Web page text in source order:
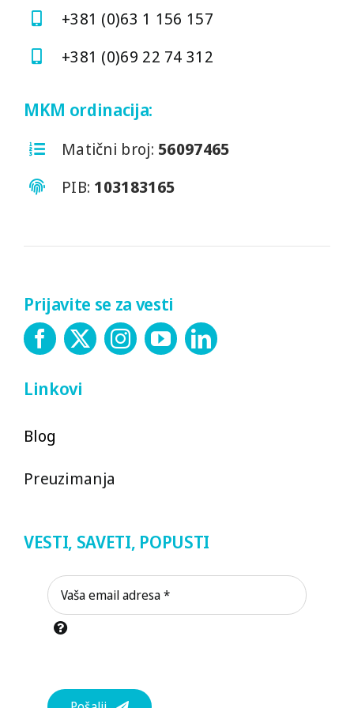
+381 (0)63 1 156 157
+381 (0)69 22 74 312
MKM ordinacija:
Matični broj: 56097465
PIB: 103183165
Prijavite se za vesti
Linkovi
Blog
Preuzimanja
VESTI, SAVETI, POPUSTI